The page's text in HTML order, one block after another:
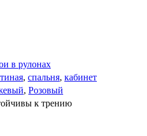
в рулонах
, спальня, кабинет
, Розовый
к трению